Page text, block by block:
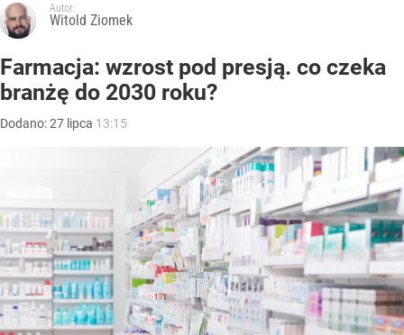
Autor:
Witold Ziomek
Farmacja: wzrost pod presją. co czeka
branżę do 2030 roku?
Dodano:27 lipca 13:15